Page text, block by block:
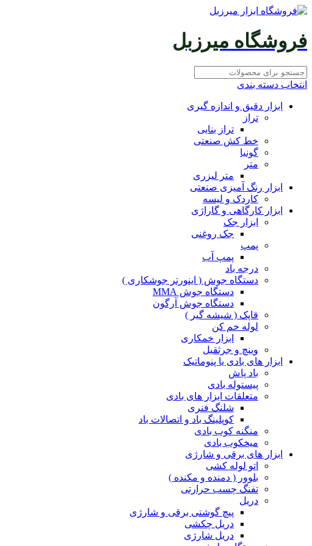
فروشگاه میرزبل
انتخاب دسته بندی
ابزار دقیق و اندازه گیری
تراز
تراز بنایی
خط کش صنعتی
گونیا
متر
متر لیزری
ابزار رنگ آمیزی صنعتی
کاردک و لیسه
ابزار کارگاهی و گاراژی
ابزار جک
جک روغنی
پمپ
پمپ آب
درجه باد
دستگاه جوش ( اینورتر جوشکاری )
دستگاه جوش MMA
دستگاه جوش آرگون
قاپک ( شیشه گیر )
لوله خم کن
ابزار خمکاری
وینچ و جرثقیل
ابزار های بادی یا پنوماتیک
باد پاش
پیستوله بادی
متعلقات ابزار های بادی
شلنگ فنری
کوپلینگ باد و اتصالات باد
منگنه کوب بادی
میخکوب بادی
ابزار های برقی و شارژی
اتو لوله کشی
بلوور ( دمنده و مکنده )
تفنگ چسب حرارتی
دریل
پیچ گوشتی برقی و شارژی
دریل چکشی
دریل شارژی